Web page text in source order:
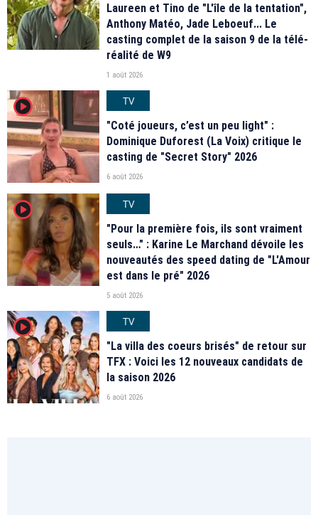
Laureen et Tino de "L'île de la tentation",
Anthony Matéo, Jade Leboeuf... Le
casting complet de la saison 9 de la télé-
réalité de W9
1 août 2026
player2
TV
"Coté joueurs, c’est un peu light" :
Dominique Duforest (La Voix) critique le
casting de "Secret Story" 2026
6 août 2026
player2
TV
"Pour la première fois, ils sont vraiment
seuls…" : Karine Le Marchand dévoile les
nouveautés des speed dating de "L'Amour
est dans le pré" 2026
5 août 2026
player2
TV
"La villa des coeurs brisés" de retour sur
TFX : Voici les 12 nouveaux candidats de
la saison 2026
6 août 2026